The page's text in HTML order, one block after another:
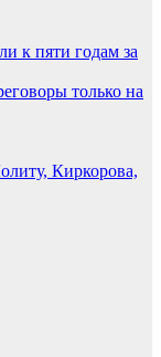
к пяти годам за
только на
Киркорова,